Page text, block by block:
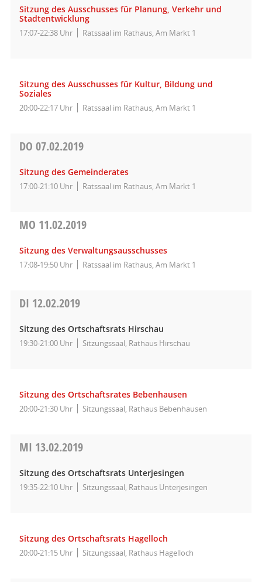
Sitzung des Ausschusses für Planung, Verkehr und
Stadtentwicklung
17:07-22:38 Uhr Ratssaal im Rathaus, Am Markt 1
Sitzung des Ausschusses für Kultur, Bildung und
Soziales
20:00-22:17 Uhr Ratssaal im Rathaus, Am Markt 1
DO 07.02.2019
Sitzung des Gemeinderates
17:00-21:10 Uhr Ratssaal im Rathaus, Am Markt 1
MO 11.02.2019
Sitzung des Verwaltungsausschusses
17:08-19:50 Uhr Ratssaal im Rathaus, Am Markt 1
DI 12.02.2019
Sitzung des Ortschaftsrats Hirschau
19:30-21:00 Uhr Sitzungssaal, Rathaus Hirschau
Sitzung des Ortschaftsrates Bebenhausen
20:00-21:30 Uhr Sitzungssaal, Rathaus Bebenhausen
MI 13.02.2019
Sitzung des Ortschaftsrats Unterjesingen
19:35-22:10 Uhr Sitzungssaal, Rathaus Unterjesingen
Sitzung des Ortschaftsrats Hagelloch
20:00-21:15 Uhr Sitzungssaal, Rathaus Hagelloch